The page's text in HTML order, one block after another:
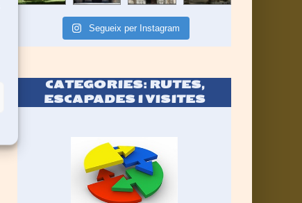
Segueix per Instagram
CATEGORIES: RUTES,
ESCAPADES I VISITES